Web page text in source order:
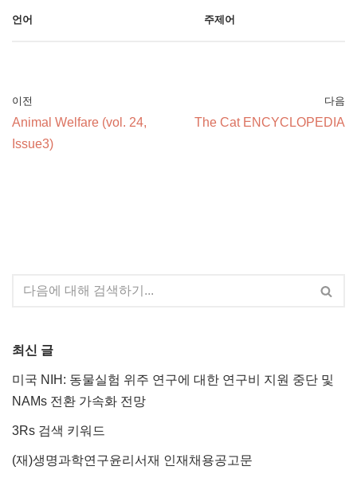
언어 주제어
이전
Animal Welfare (vol. 24,
Issue3)
다음
The Cat ENCYCLOPEDIA
최신 글
미국 NIH: 동물실험 위주 연구에 대한 연구비 지원 중단 및
NAMs 전환 가속화 전망
3Rs 검색 키워드
(재)생명과학연구윤리서재 인재채용공고문